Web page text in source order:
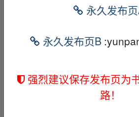
歌[WAV+MP3+9.85GB] 华语
合集 打包 其他
叶倩文好听的歌曲合集打包
【抖音】精选2026二月份抖音
DJ劲爆嗨曲无损音乐合集
永久发布
永久发布页B
强烈建议保存发布页为
路！